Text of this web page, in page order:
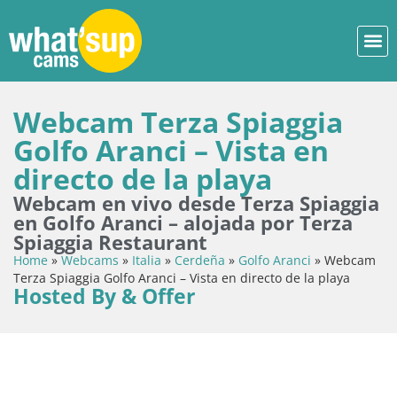
Webcam Terza Spiaggia
Golfo Aranci – Vista en
directo de la playa
Webcam en vivo desde Terza Spiaggia
en Golfo Aranci – alojada por Terza
Spiaggia Restaurant
Home »Webcams » Italia » Cerdeña » Golfo Aranci » Webcam
Terza Spiaggia Golfo Aranci – Vista en directo de la playa
Hosted By & Offer